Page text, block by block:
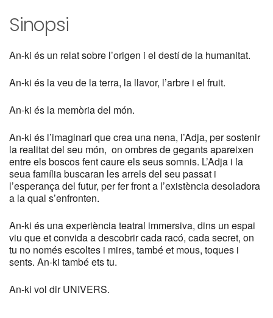
Sinopsi
An-ki és un relat sobre l’origen i el destí de la humanitat.
An-ki és la veu de la terra, la llavor, l’arbre i el fruit.
An-ki és la memòria del món.
An-ki és l’imaginari que crea una nena, l’Adja, per sostenir
la realitat del seu món, on ombres de gegants apareixen
entre els boscos fent caure els seus somnis. L’Adja i la
seua família buscaran les arrels del seu passat i
l’esperança del futur, per fer front a l’existència desoladora
a la qual s’enfronten.
An-ki és una experiència teatral immersiva, dins un espai
viu que et convida a descobrir cada racó, cada secret, on
tu no només escoltes i mires, també et mous, toques i
sents. An-ki també ets tu.
An-ki vol dir UNIVERS.